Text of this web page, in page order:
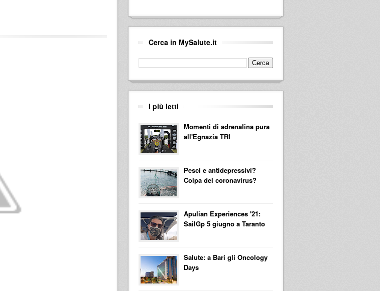
Cerca in MySalute.it
I più letti
Momenti di adrenalina pura
all'Egnazia TRI
Pesci e antidepressivi?
Colpa del coronavirus?
Apulian Experiences '21:
SailGp 5 giugno a Taranto
Salute: a Bari gli Oncology
Days